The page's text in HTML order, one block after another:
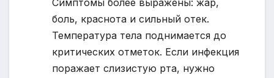
Симптомы более выражены: жар,
боль, краснота и сильный отек.
Температура тела поднимается до
критических отметок. Если инфекция
поражает слизистую рта, нужно